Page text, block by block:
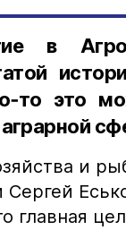
в
это
и
Сергей
главная